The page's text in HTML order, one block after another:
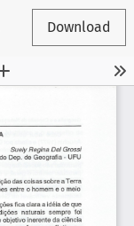
Download